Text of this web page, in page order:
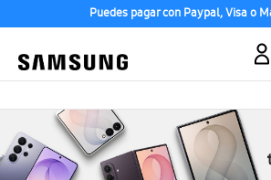
Puedes pagar con Paypal, Visa o